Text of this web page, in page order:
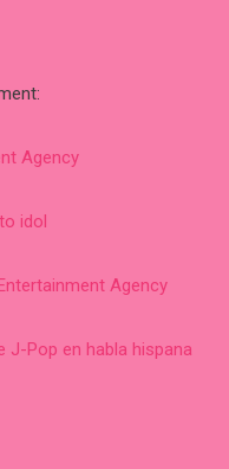
Agency
idol
Agency
Pop en habla hispana